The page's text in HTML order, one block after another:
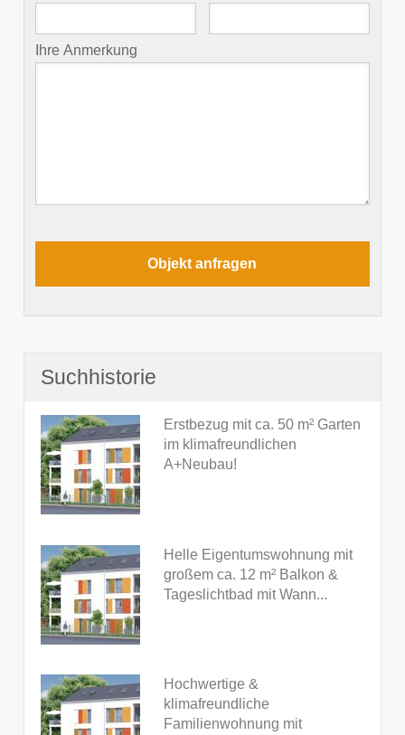
Ihre Anmerkung
Suchhistorie
Erstbezug mit ca. 50 m² Garten
im klimafreundlichen
A+Neubau!
Helle Eigentumswohnung mit
großem ca. 12 m² Balkon &
Tageslichtbad mit Wann...
Hochwertige &
klimafreundliche
Familienwohnung mit